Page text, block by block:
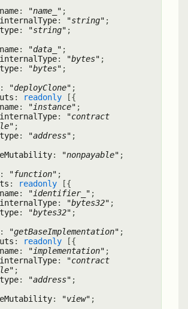
name: "name_" ;
internalType: "string" ;
type: "string" ;
name: "data_" ;
internalType: "bytes" ;
type: "bytes" ;
: "deployClone" ;
: readonly [{
name: "instance" ;
internalType:
"contract
;
type: "address" ;
: "nonpayable" ;
: "function" ;
: readonly [{
name: "identifier_" ;
internalType: "bytes32" ;
type: "bytes32" ;
: "getBaseImplementation" ;
: readonly [{
name: "implementation" ;
internalType:
"contract
;
type: "address" ;
: "view" ;